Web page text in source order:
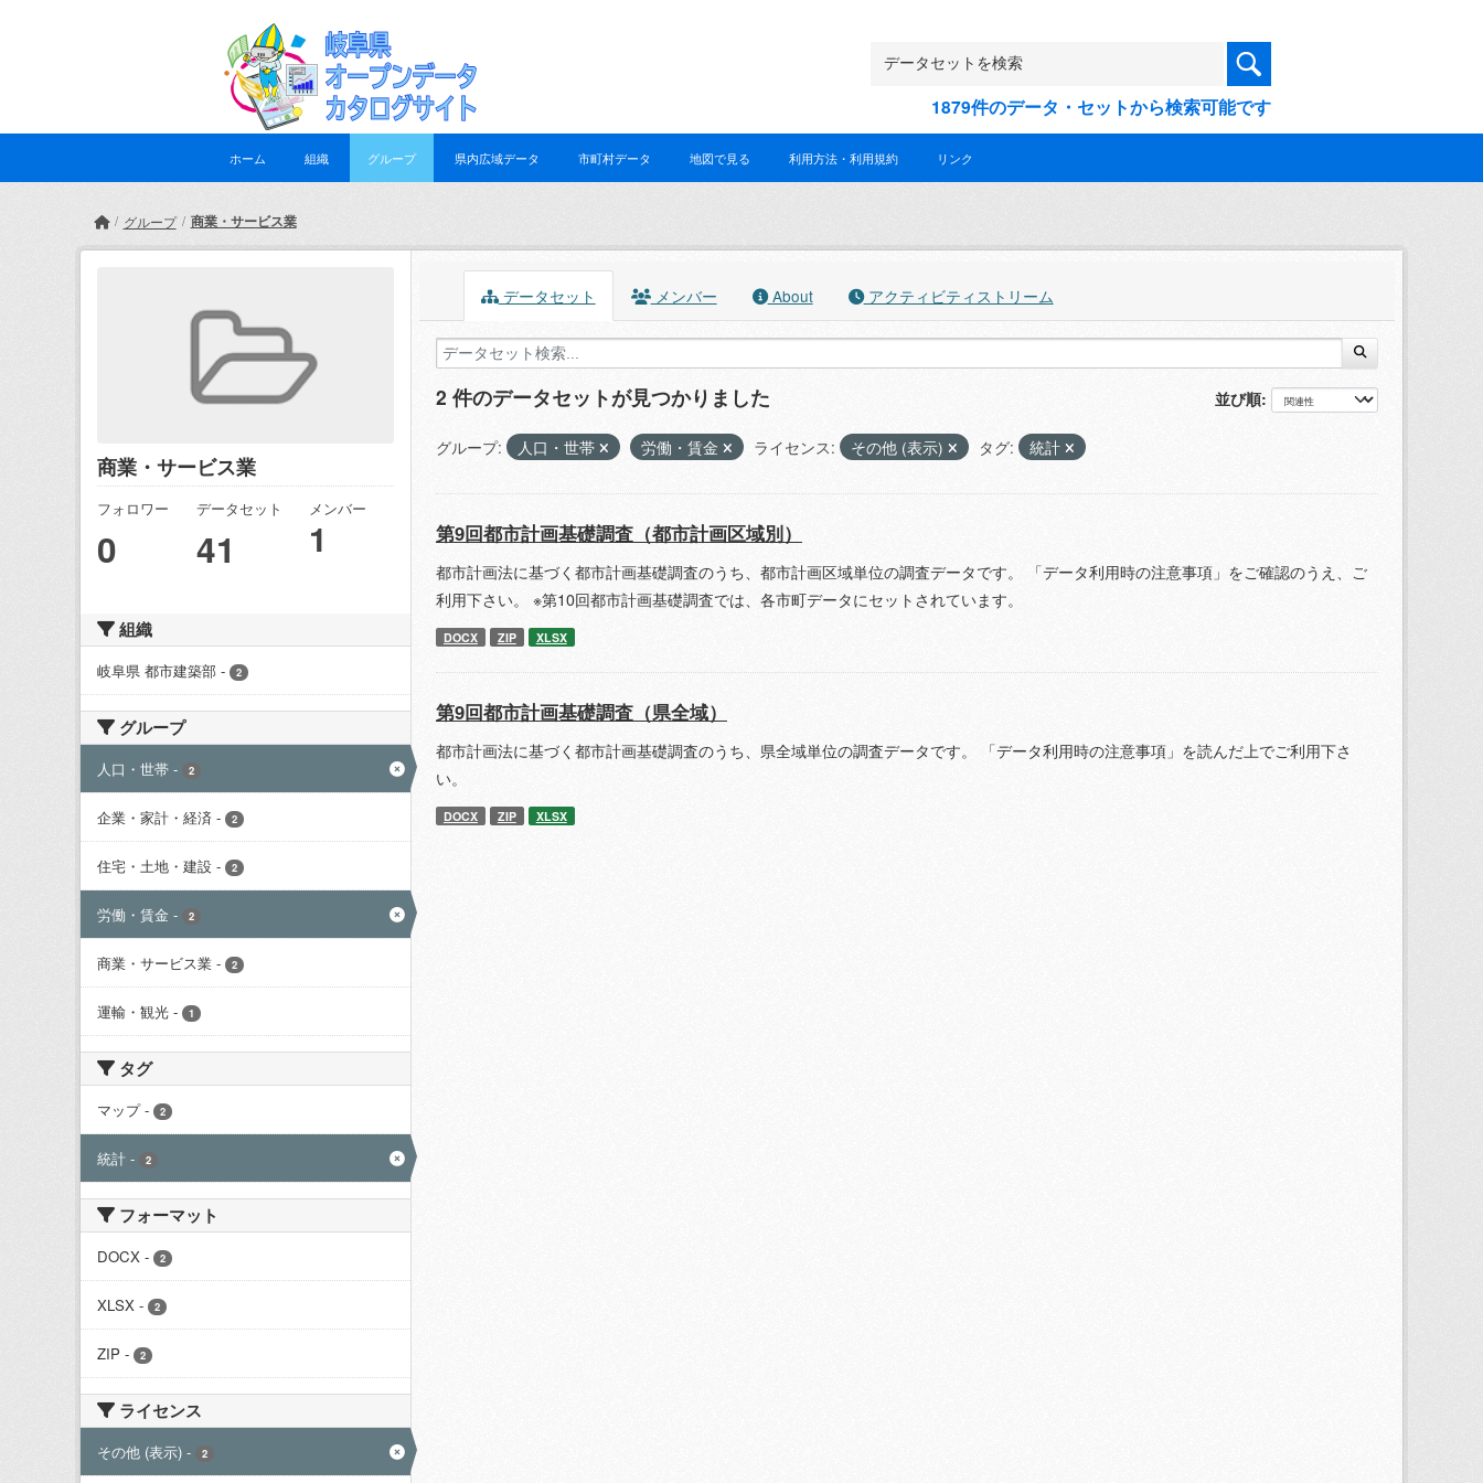
1879件のデータ・セットから検索可能です
ホーム 組織 グループ 県内広域データ 市町村データ 地図で見る 利用方法・利用規約 リンク
グループ 商業・サービス業
商業・サービス業
フォロワー
0
データセット
41
メンバー
1
組織
岐阜県 都市建築部 - 2
グループ
人口・世帯 - 2
企業・家計・経済 - 2
住宅・土地・建設 - 2
労働・賃金 - 2
商業・サービス業 - 2
運輸・観光 - 1
タグ
マップ - 2
統計 - 2
フォーマット
DOCX - 2
XLSX - 2
ZIP - 2
ライセンス
その他 (表示) - 2
データセット メンバー About アクティビティストリーム
並び順
2 件のデータセットが見つかりました
グループ: 人口・世帯 労働・賃金 ライセンス: その他 (表示) タグ: 統計
第9回都市計画基礎調査（都市計画区域別）
都市計画法に基づく都市計画基礎調査のうち、都市計画区域単位の調査データです。 「データ利用時の注意事項」をご確認のうえ、ご
利用下さい。 ※第10回都市計画基礎調査では、各市町データにセットされています。
DOCX ZIP XLSX
第9回都市計画基礎調査（県全域）
都市計画法に基づく都市計画基礎調査のうち、県全域単位の調査データです。 「データ利用時の注意事項」を読んだ上でご利用下さ
い。
DOCX ZIP XLSX